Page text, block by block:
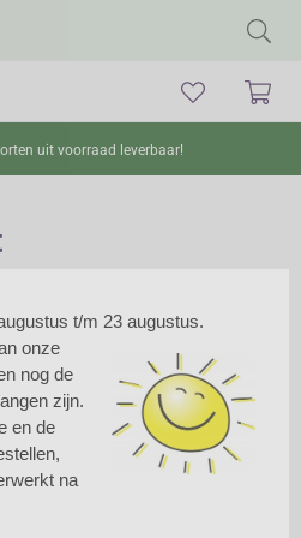
uit voorraad leverbaar!
van
t/m 23 augustus.
onze
nog de
zijn.
en de
na